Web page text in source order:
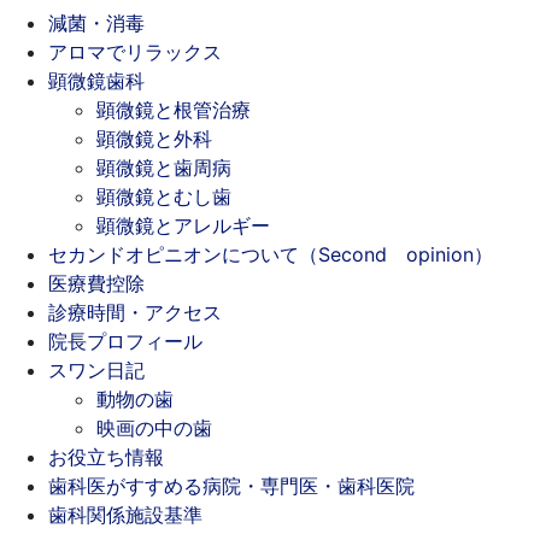
減菌・消毒
アロマでリラックス
顕微鏡歯科
顕微鏡と根管治療
顕微鏡と外科
顕微鏡と歯周病
顕微鏡とむし歯
顕微鏡とアレルギー
セカンドオピニオンについて（Second opinion）
医療費控除
診療時間・アクセス
院長プロフィール
スワン日記
動物の歯
映画の中の歯
お役立ち情報
歯科医がすすめる病院・専門医・歯科医院
歯科関係施設基準